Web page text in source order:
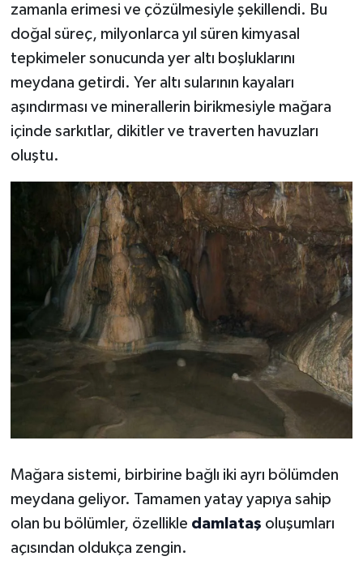
zamanla erimesi ve çözülmesiyle şekillendi. Bu
doğal süreç, milyonlarca yıl süren kimyasal
tepkimeler sonucunda yer altı boşluklarını
meydana getirdi. Yer altı sularının kayaları
aşındırması ve minerallerin birikmesiyle mağara
içinde sarkıtlar, dikitler ve traverten havuzları
oluştu.
Mağara sistemi, birbirine bağlı iki ayrı bölümden
meydana geliyor. Tamamen yatay yapıya sahip
olan bu bölümler, özellikle damlataş oluşumları
açısından oldukça zengin.